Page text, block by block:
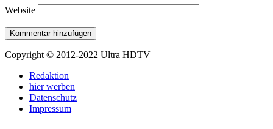
Website
Copyright © 2012-2022 Ultra HDTV
Redaktion
hier werben
Datenschutz
Impressum